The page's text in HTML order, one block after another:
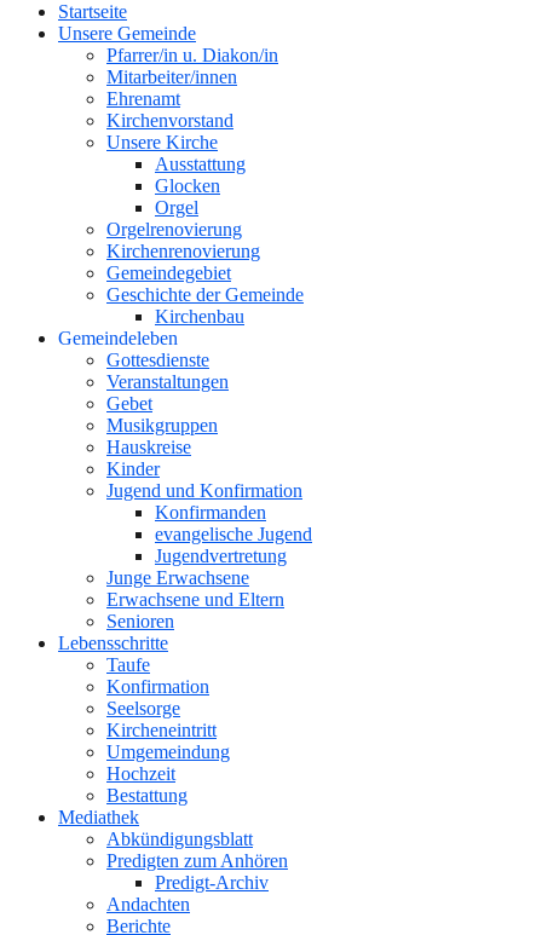
oben
Startseite
Unsere Gemeinde
Pfarrer/in u. Diakon/in
Mitarbeiter/innen
Ehrenamt
Kirchenvorstand
Unsere Kirche
Ausstattung
Glocken
Orgel
Orgelrenovierung
Kirchenrenovierung
Gemeindegebiet
Geschichte der Gemeinde
Kirchenbau
Gemeindeleben
Gottesdienste
Veranstaltungen
Gebet
Musikgruppen
Hauskreise
Kinder
Jugend und Konfirmation
Konfirmanden
evangelische Jugend
Jugendvertretung
Junge Erwachsene
Erwachsene und Eltern
Senioren
Lebensschritte
Taufe
Konfirmation
Seelsorge
Kircheneintritt
Umgemeindung
Hochzeit
Bestattung
Mediathek
Abkündigungsblatt
Predigten zum Anhören
Predigt-Archiv
Andachten
Berichte